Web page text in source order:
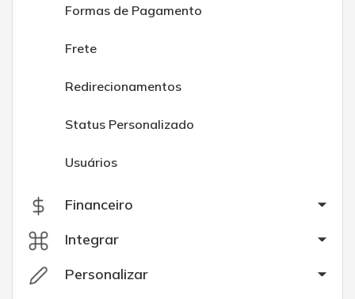
Formas de Pagamento
Frete
Redirecionamentos
Status Personalizado
Usuários
Financeiro
Integrar
Personalizar